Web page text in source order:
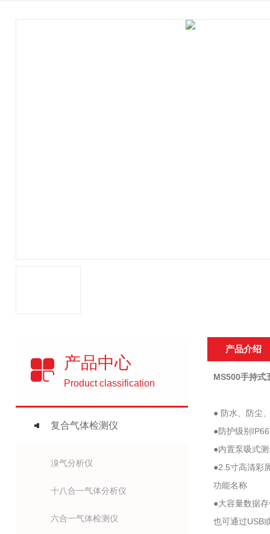
产品中心
Product classification
复合气体检测仪
溴气分析仪
十八合一气体分析仪
六合一气体检测仪
产品介绍
MS500手持式
● 防水、防尘
●防护级别
●内置泵吸式
●2.5寸高清彩
功能名称
●大容量数据
也可通过USB